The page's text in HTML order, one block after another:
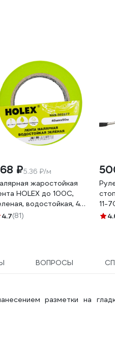
₽5.36 ₽/м
жаростойкая
HOLEX до 100С,
водостойкая, 48
50 м HAS-382277
4.7(81)
11-
ВОПРОСЫ
разметки на